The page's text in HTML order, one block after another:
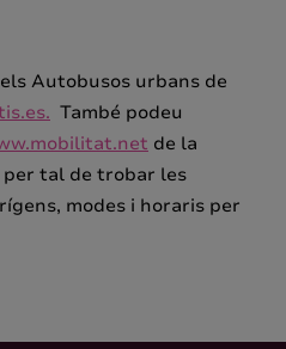
Autobusos urbans de
També podeu
de la
tal de trobar les
modes i horaris per